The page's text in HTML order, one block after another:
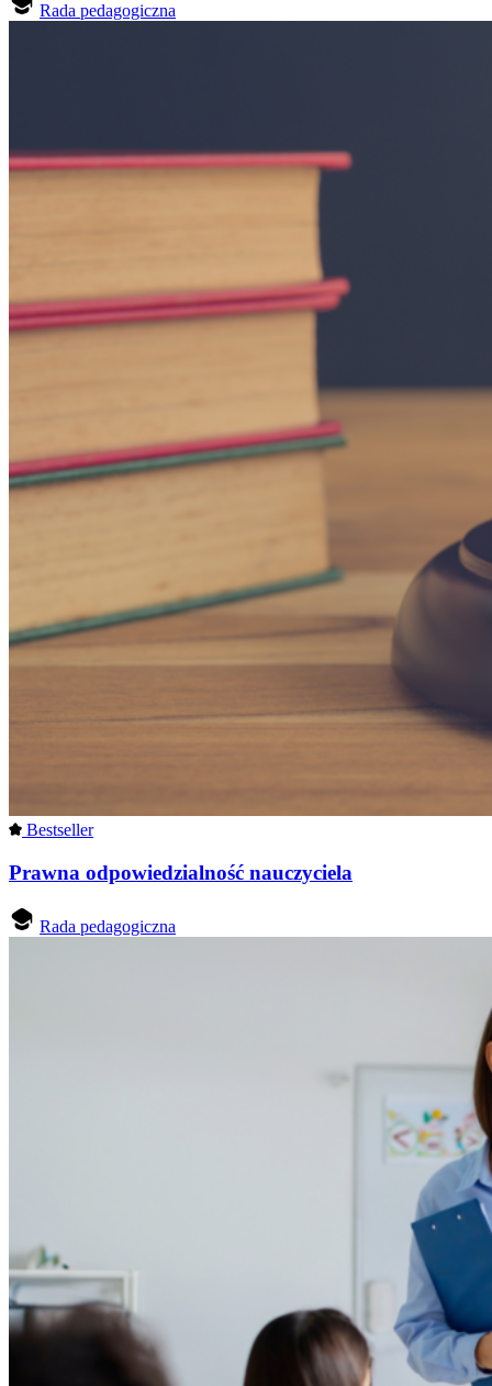
Rada pedagogiczna
Bestseller
Prawna odpowiedzialność nauczyciela
Rada pedagogiczna